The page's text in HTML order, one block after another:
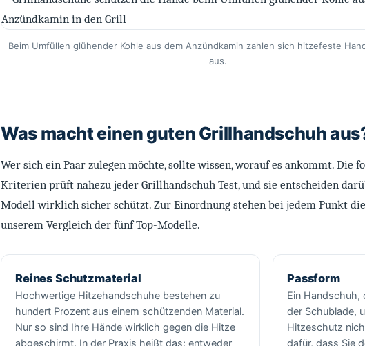
Beim Umfüllen glühender Kohle aus dem Anzündkamin zahlen sich hitzefeste
aus.
Was macht einen guten Grillhandschuh
Wer sich ein Paar zulegen möchte, sollte wissen, worauf es ankommt. Die
Kriterien prüft nahezu jeder Grillhandschuh Test, und sie entscheiden
Modell wirklich sicher schützt. Zur Einordnung stehen bei jedem Punkt
unserem Vergleich der fünf Top-Modelle.
Reines Schutzmaterial
Hochwertige Hitzehandschuhe bestehen zu
hundert Prozent aus einem schützenden Material.
Nur so sind Ihre Hände wirklich gegen die Hitze
abgeschirmt. In der Praxis heißt das: entweder
Passform
Ein
der Schublade,
Hitzeschutz
dafür, dass Sie